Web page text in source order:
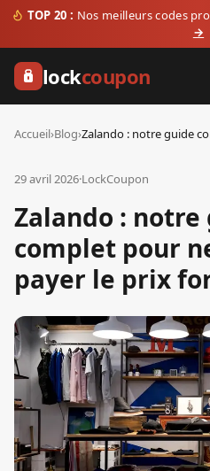
TOP 20 : Nos meilleurs codes
→
lockcoupon
Accueil›Blog›
29 avril 2026·LockCoupon
Zalando : notre
complet pour
payer le prix